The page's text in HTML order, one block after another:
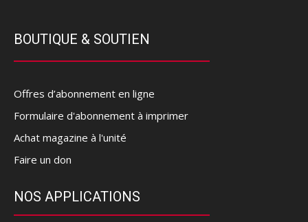
BOUTIQUE & SOUTIEN
Offres d’abonnement en ligne
Formulaire d'abonnement à imprimer
Achat magazine à l'unité
Faire un don
NOS APPLICATIONS